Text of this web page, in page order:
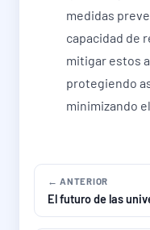
medidas
capacidad de
mitigar estos
protegiendo
minimizando
← ANTERIOR
El futuro de las